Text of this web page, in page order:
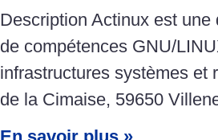
Description Actinux est
de compétences GNU/
infrastructures systèmes et
de la Cimaise, 59650